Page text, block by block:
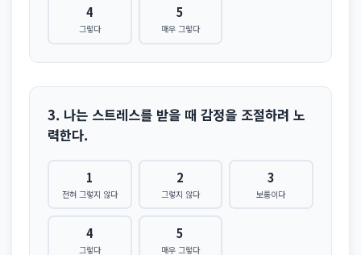
4
그렇다
5
매우 그렇다
3. 나는 스트레스를 받을 때 감정을 조절하려 노
력한다.
1
전혀 그렇지 않다
2
그렇지 않다
3
보통이다
4
그렇다
5
매우 그렇다